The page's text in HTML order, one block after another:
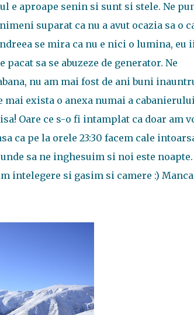
e aproape senin si sunt si stele. Ne
suparat ca nu a avut ocazia sa o
se mira ca nu e nici o lumina, eu
sa se abuzeze de generator. Ne
nu am mai fost de ani buni
exista o anexa numai a
Oare ce s-o fi intamplat ca doar am
ca pe la orele 23:30 facem cale
sa ne inghesuim si noi este noapte.
intelegere si gasim si camere :)